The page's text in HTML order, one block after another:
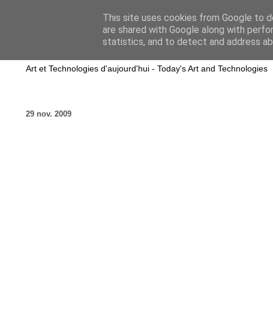
wwwART in VIVO
Art et Technologies d'aujourd'hui - Today's Art and Technologies
29 nov. 2009
This site uses cookies from Google to
are shared with Google along with
statistics, and to detect and address